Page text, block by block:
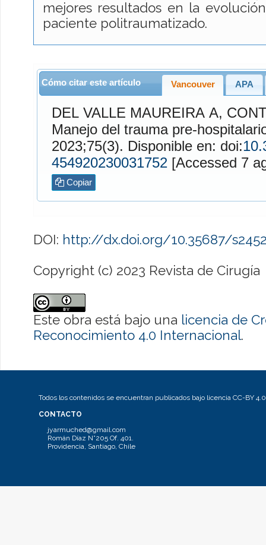
mejores resultados en la
paciente politraumatizado.
Cómo citar este artículo Vancouver APA
DEL VALLE MAUREIRAA,
Manejo del trauma pre-
2023;75(3). Disponible en: doi:
454920230031752
Copiar
DOI: http://dx.doi.org/10.35687/
Copyright (c) 2023 Revista de Cirugía
Este obra está bajo una licencia de
Reconocimiento 4.0 Internacional.
Todos los contenidos se encuentran publicados bajo licencia CC-BY 4.0
CONTACTO
jyarmuched@gmail.com
Román Díaz N°205 Of. 401.
Providencia, Santiago, Chile